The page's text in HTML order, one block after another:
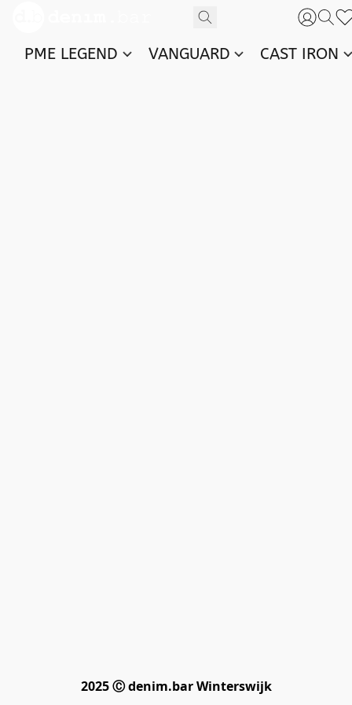
PME LEGEND VANGUARD CAST IRON
2025 Ⓒ denim.bar Winterswijk